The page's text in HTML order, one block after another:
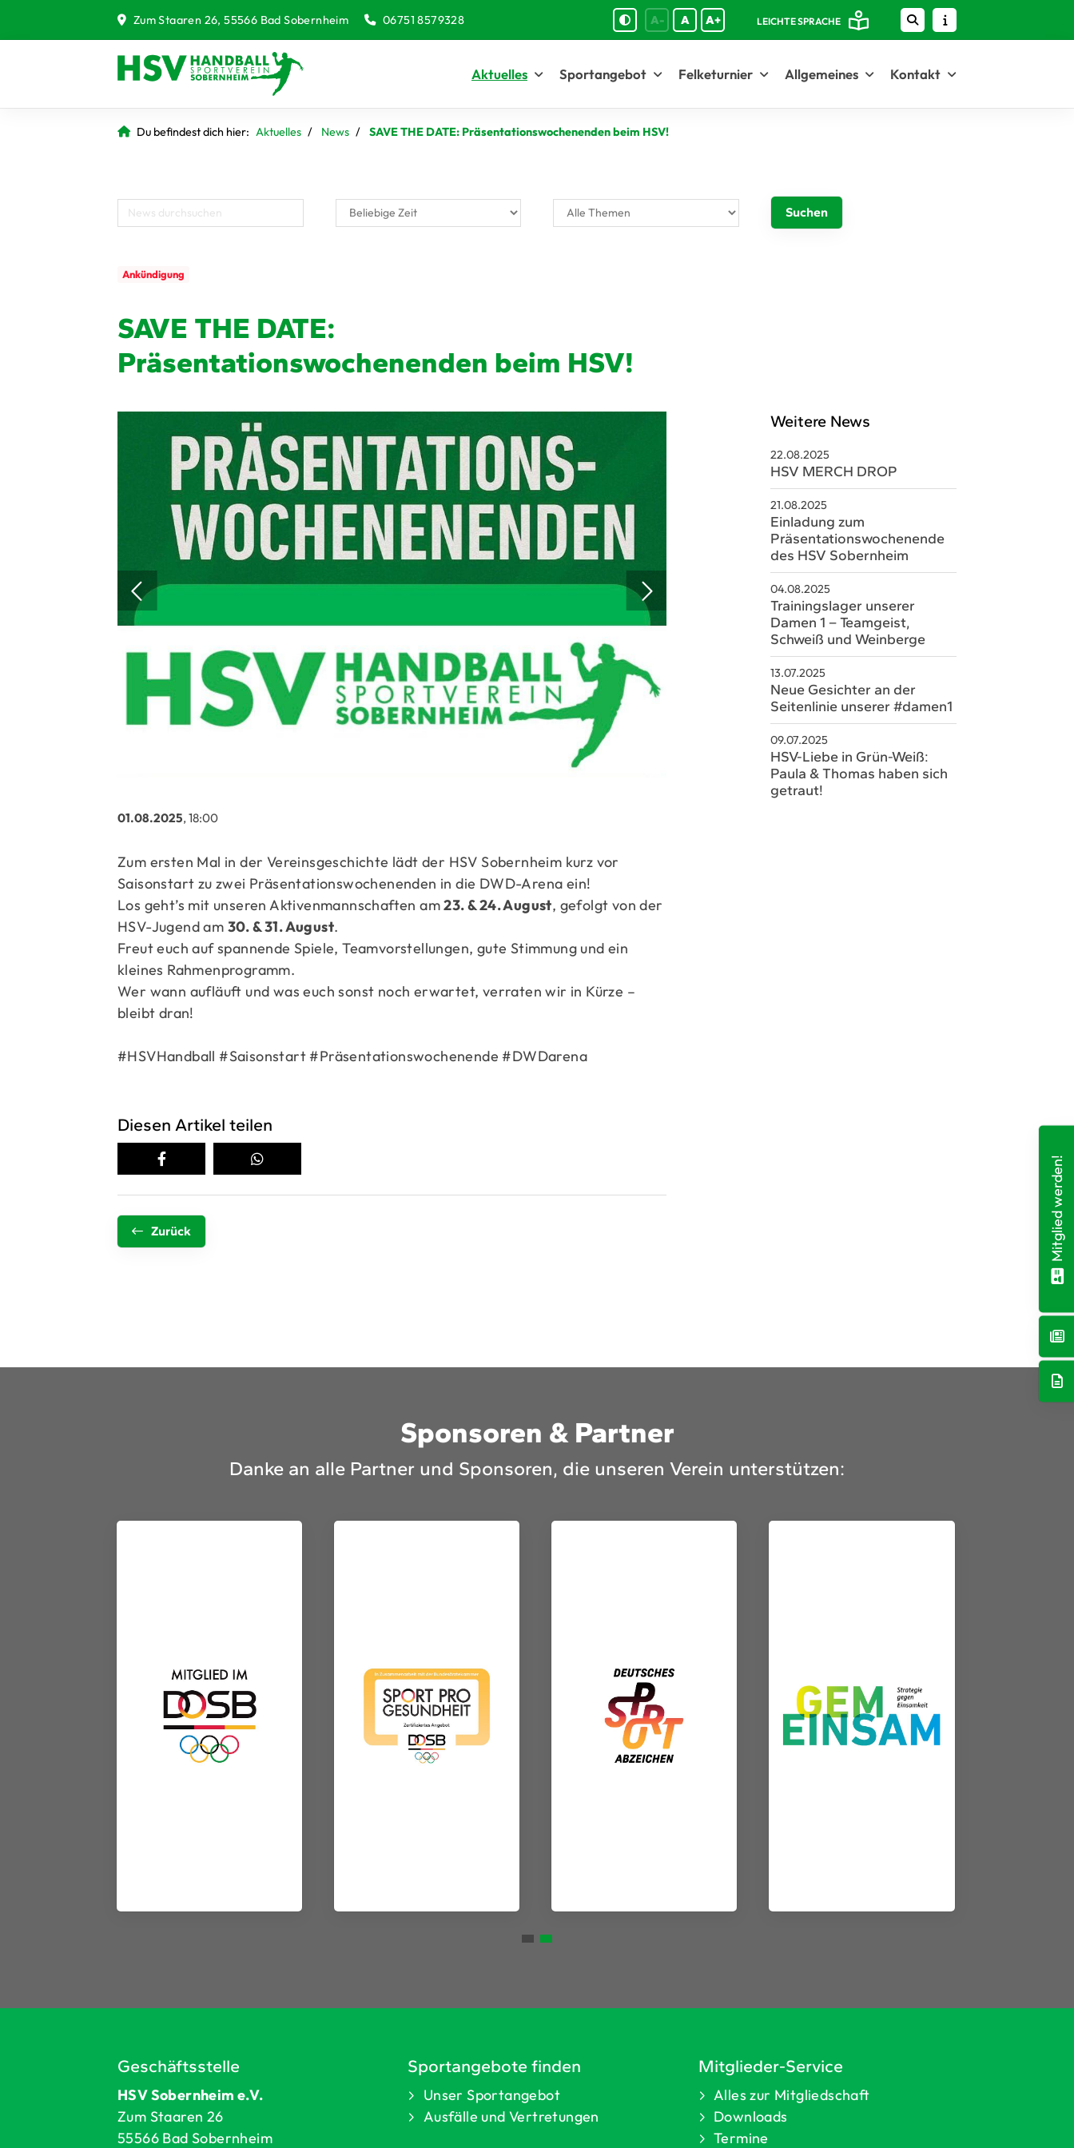
Zum Staaren 26, 55566 Bad Sobernheim 06751 8579328 A- A A+ LEICHTE SPRACHE
Aktuelles Sportangebot Felketurnier Allgemeines Kontakt
Du befindest dich hier: Aktuelles News SAVE THE DATE: Präsentationswochenenden beim HSV!
Ankündigung
SAVE THE DATE:
Präsentationswochenenden beim HSV!
01.08.2025, 18:00
Zum ersten Mal in der Vereinsgeschichte lädt der HSV Sobernheim kurz vor
Saisonstart zu zwei Präsentationswochenenden in die DWD-Arena ein!
Los geht’s mit unseren Aktivenmannschaften am23. & 24. August, gefolgt von der
HSV-Jugend am 30. & 31. August.
Freut euch auf spannende Spiele, Teamvorstellungen, gute Stimmung und ein
kleines Rahmenprogramm.
Wer wann aufläuft und was euch sonst noch erwartet, verraten wir in Kürze –
bleibt dran!
#HSVHandball #Saisonstart #Präsentationswochenende #DWDarena
Diesen Artikel teilen
Zurück
Weitere News
22.08.2025
HSV MERCH DROP
21.08.2025
Einladung zum
Präsentationswochenende
des HSV Sobernheim
04.08.2025
Trainingslager unserer
Damen 1 – Teamgeist,
Schweiß und Weinberge
13.07.2025
Neue Gesichter an der
Seitenlinie unserer #damen1
09.07.2025
HSV-Liebe in Grün-Weiß:
Paula & Thomas haben sich
getraut!
Sponsoren & Partner
Danke an alle Partner und Sponsoren, die unseren Verein unterstützen:
Geschäftsstelle
HSV Sobernheim e.V.
Zum Staaren 26
55566 Bad Sobernheim
Sportangebote finden
Unser Sportangebot
Ausfälle und Vertretungen
Mitglieder-Service
Alles zur Mitgliedschaft
Downloads
Termine
Mitglied werden!
Quicklinks
Sportangebote finden
Unser Sportangebot
Ausfälle und Vertretungen
Deutsches Sportabzeichen
Mitglieder-Service
Downloads
Termine
Fragen & Antworten
Geschäftsstelle
HSV Sobernheim e.V.
Zum Staaren 26
55566 Bad Sobernheim
06751 8579328
geschaeftsstelle@hsvsobernheim.de